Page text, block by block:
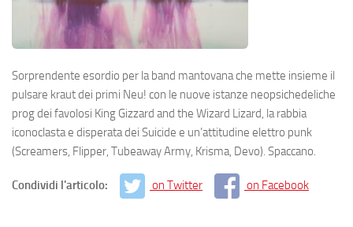
Sorprendente esordio per la band mantovana che mette insieme il
pulsare kraut dei primi Neu! con le nuove istanze neopsichedeliche
prog dei favolosi King Gizzard and the Wizard Lizard, la rabbia
iconoclasta e disperata dei Suicide e un’attitudine elettro punk
(Screamers, Flipper, Tubeaway Army, Krisma, Devo). Spaccano.
Condividi l'articolo: on Twitter on Facebook